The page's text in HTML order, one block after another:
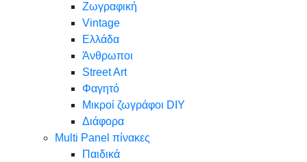
Ζωγραφική
Vintage
Ελλάδα
Άνθρωποι
Street Art
Φαγητό
Μικροί ζωγράφοι DIY
Διάφορα
Multi Panel πίνακες
Παιδικά